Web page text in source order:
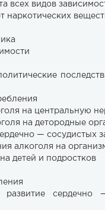
всех видов
наркотических
на центральную
на детородные
— сосудистых
алкоголя на
детей и подростков
развитие